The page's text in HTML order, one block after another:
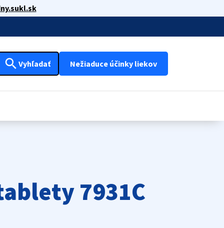
search Vyhľadať Nežiaduce účinky liekov
7931C